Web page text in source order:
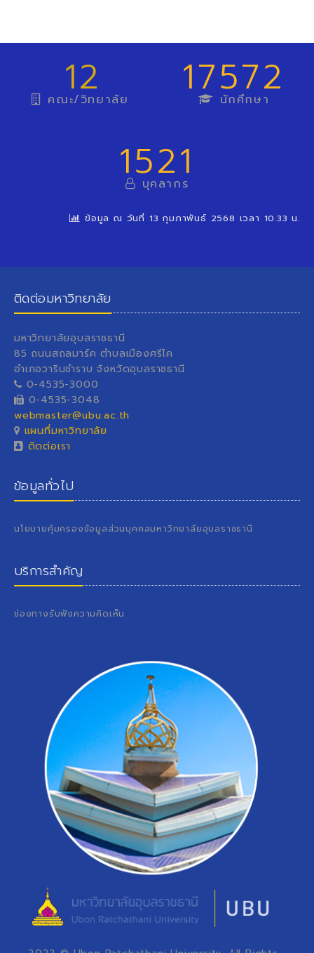
12
คณะ/วิทยาลัย 17572
นักศึกษา
1521
บุคลากร
ข้อมูล ณ วันที่ 13 กุมภาพันธ์ 2568 เวลา 10.33 น.
ติดต่อมหาวิทยาลัย
มหาวิทยาลัยอุบลราชธานี
85 ถนนสถลมาร์ค ตำบลเมืองศรีไค
อำเภอวารินชำราบ จังหวัดอุบลราชธานี
0-4535-3000
0-4535-3048
webmaster@ubu.ac.th
แผนที่มหาวิทยาลัย
ติดต่อเรา
ข้อมูลทั่วไป
นโยบายคุ้มครองข้อมูลส่วนบุคคลมหาวิทยาลัยอุบลราชธานี
บริการสำคัญ
ช่องทางรับฟังความคิดเห็น